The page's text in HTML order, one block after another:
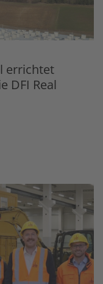
errichtet
DFI Real